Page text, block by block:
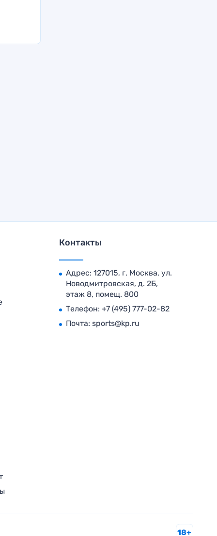
Контакты
Адрес: 127015, г. Москва, ул.
Новодмитровская, д. 2Б,
этаж 8, помещ. 800
Телефон: +7 (495) 777-02-82
Почта: sports@kp.ru
18+